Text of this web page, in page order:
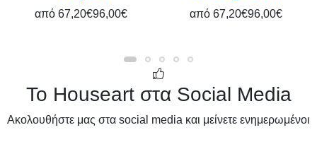
από 67,20€96,00€ από 67,20€96,00€
Το Houseart στα Social Media
Ακολουθήστε μας στα social media και μείνετε ενημερωμένοι